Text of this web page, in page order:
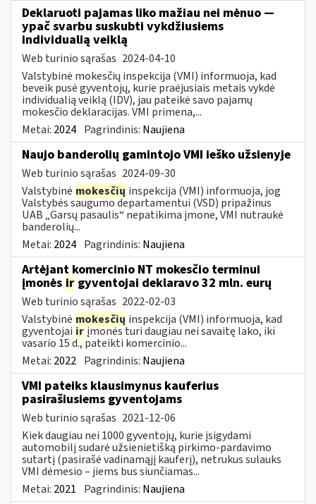
Deklaruoti pajamas liko mažiau nei mėnuo —
ypač svarbu suskubti vykdžiusiems
individualią veiklą
Web turinio sąrašas 2024-04-10
Valstybinė mokesčių inspekcija (VMI) informuoja, kad
beveik pusė gyventojų, kurie praėjusiais metais vykdė
individualią veiklą (IDV), jau pateikė savo pajamų
mokesčio deklaracijas. VMI primena,...
Metai: 2024 Pagrindinis: Naujiena
Naujo banderolių gamintojo VMI ieško užsienyje
Web turinio sąrašas 2024-09-30
Valstybinė mokesčių inspekcija (VMI) informuoja, jog
Valstybės saugumo departamentui (VSD) pripažinus
UAB „Garsų pasaulis“ nepatikima įmone, VMI nutraukė
banderolių...
Metai: 2024 Pagrindinis: Naujiena
Artėjant komercinio NT mokesčio terminui
įmonės ir gyventojai deklaravo 32 mln. eurų
Web turinio sąrašas 2022-02-03
Valstybinė mokesčių inspekcija (VMI) informuoja, kad
gyventojai irįmonės turi daugiau nei savaitę lako, iki
vasario 15 d., pateikti komercinio...
Metai: 2022 Pagrindinis: Naujiena
VMI pateiks klausimynus kauferius
pasirašiusiems gyventojams
Web turinio sąrašas 2021-12-06
Kiek daugiau nei 1000 gyventojų, kurie įsigydami
automobilį sudarė užsienietišką pirkimo-pardavimo
sutartį (pasirašė vadinamąjį kauferį), netrukus sulauks
VMI dėmesio – jiems bus siunčiamas...
Metai: 2021 Pagrindinis: Naujiena